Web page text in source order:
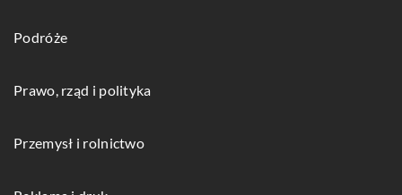
Podróże
Prawo, rząd i polityka
Przemysł i rolnictwo